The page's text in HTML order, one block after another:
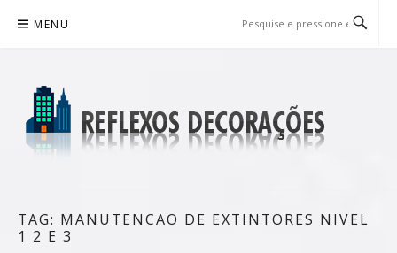
para
MENU
TAG: MANUTENCAO DE EXTINTORES NIVEL
1 2 E 3